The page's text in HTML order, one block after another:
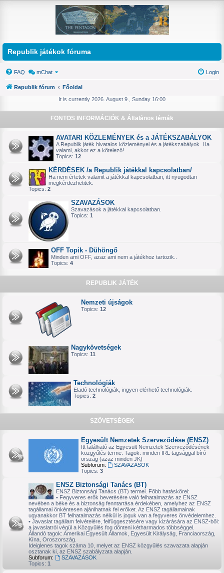
Republik játékok fóruma
FAQ mChat Login
Republik fórum
Főoldal
It is currently 2026. August 9., Sunday 16:00
FONTOS INFORMÁCIÓK & Általános témák
AVATARI KÖZLEMÉNYEK és a JÁTÉKSZABÁLYOK
A Republik játék hivatalos közleményei és a játékszabályok. Ha
valami, akkor ez a kötelező!
Topics: 12
KÉRDÉSEK /a Republik játékkal kapcsolatban/
Ha nem értetek valamit a játékkal kapcsolatban, itt nyugodtan
megkérdezhetitek.
Topics: 2
SZAVAZÁSOK
Szavazások a játékkal kapcsolatban.
Topics: 1
OFF Topik - Dühöngő
Minden ami OFF, azaz ami nem a játékhoz tartozik..
Topics: 4
REPUBLIK JÁTÉK
Nemzeti újságok
Topics: 12
Nagykövetségek
Topics: 11
Technológiák
Eladó technológiák, ingyen elérhető technológiák.
Topics: 2
SZÖVETSÉGEK
Egyesült Nemzetek Szerveződése (ENSZ)
Itt található az Egyesült Nemzetek Szerveződésének
közgyűlés terme. Tagok: minden IRL tagsággal bíró
ország (azaz minden JK)
Subforum:
SZAVAZÁSOK
Topics: 3
ENSZ Biztonsági Tanács (BT)
ENSZ Biztonsági Tanács (BT) termei. Főbb hatáskörei:
• Fegyveres erők bevetésére való felhatalmazás az ENSZ
nevében a béke és a biztonság fenntartása érdekében, amelyhez az ENSZ
tagállamai önkéntesen ajánlhatnak fel erőket. Az ENSZ tagállamainak
ugyanakkor BT felhatalmazás nélkül is joguk van a fegyveres önvédelemhez.
• Javaslat tagállam felvételére, felfüggesztésére vagy kizárására az ENSZ-ből:
a javaslatról végül a Közgyűlés fog dönteni kétharmados többséggel.
Állandó tagok: Amerikai Egyesült Államok, Egyesült Királyság, Franciaország,
Kína, Oroszország.
Ideiglenes tagok száma 10, melyet az ENSZ közgyűlés szavazata alapján
osztanak ki, az ENSZ szabályzata alapján.
Subforum:
SZAVAZÁSOK
Topics: 1